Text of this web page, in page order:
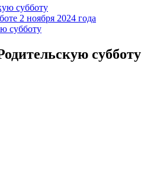
субботу
2 ноября 2024 года
субботу
субботу